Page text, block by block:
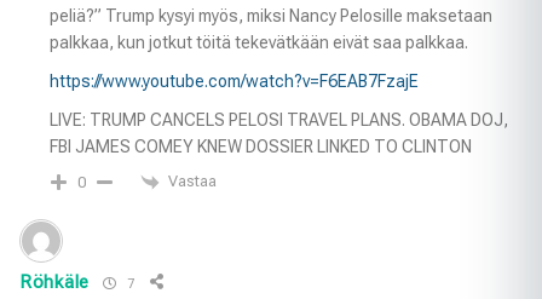
peliä?” Trump kysyi myös, miksi Nancy Pelosille maksetaan
palkkaa, kun jotkut töitä tekevätkään eivät saa palkkaa.
https://www.youtube.com/watch?v=F6EAB7FzajE
LIVE: TRUMP CANCELS PELOSI TRAVEL PLANS. OBAMA DOJ,
FBI JAMES COMEY KNEW DOSSIER LINKED TO CLINTON
0 Vastaa
Röhkäle 7